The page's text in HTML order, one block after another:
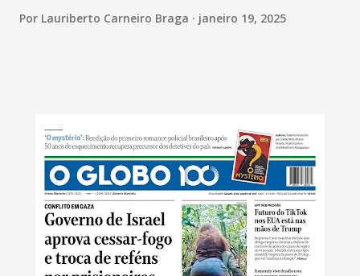
Por Lauriberto Carneiro Braga janeiro 19, 2025